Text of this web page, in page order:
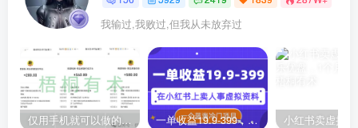
我输过,我败过,但我从未放弃过
仅用手机就可以做的小项目，当天就能见钱，每天100-300 一单收益19.9-399，一个蓝海冷门项目，在小红书上卖人事虚拟资料